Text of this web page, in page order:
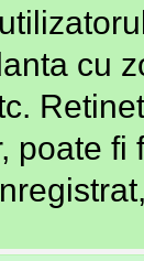
cu
poate fi